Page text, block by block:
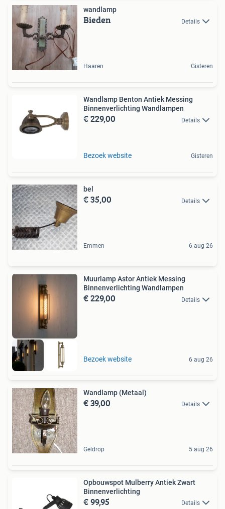
wandlamp
Bieden Details
Haaren Gisteren
Wandlamp Benton Antiek Messing
Binnenverlichting Wandlampen
€ 229,00 Details
Bezoek website Gisteren
bel
€ 35,00 Details
Emmen 6 aug 26
Muurlamp Astor Antiek Messing
Binnenverlichting Wandlampen
€ 229,00 Details
Bezoek website 6 aug 26
Wandlamp (Metaal)
€ 39,00 Details
Geldrop 5 aug 26
Opbouwspot Mulberry Antiek Zwart
Binnenverlichting
€ 99,95 Details